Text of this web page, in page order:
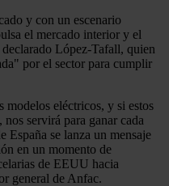
y con un escenario
el mercado interior y el
López-Tafall, quien
por el sector para cumplir
modelos eléctricos, y si estos
servirá para ganar cada
España se lanza un mensaje
en un momento de
de EEUU hacia
general de Anfac.